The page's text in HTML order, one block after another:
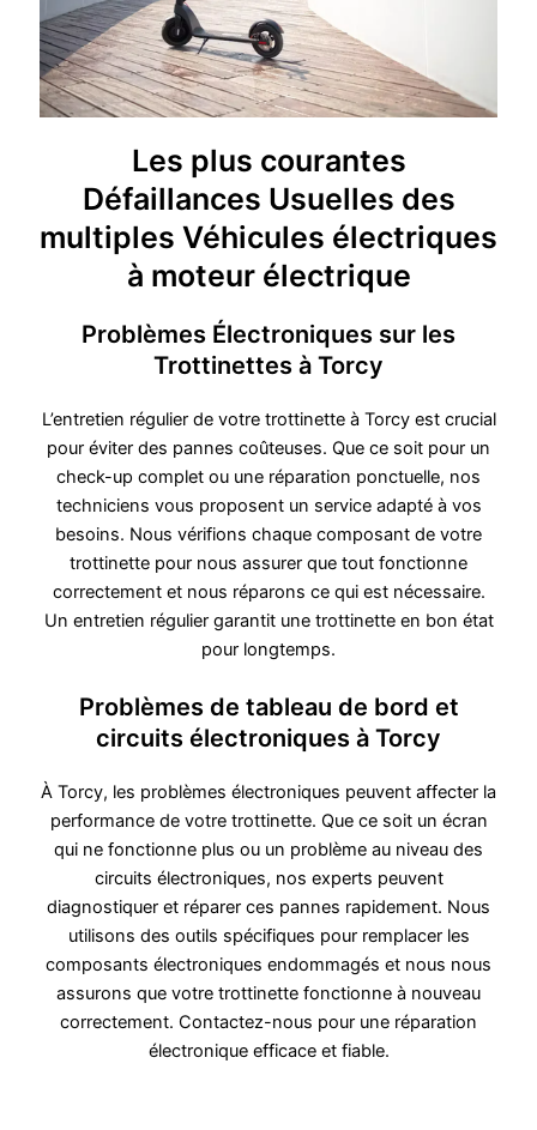
Les plus courantes
Défaillances Usuelles des
multiples Véhicules électriques
à moteur électrique
Problèmes Électroniques sur les
Trottinettes à Torcy
L’entretien régulier de votre trottinette à Torcy est crucial
pour éviter des pannes coûteuses. Que ce soit pour un
check-up complet ou une réparation ponctuelle, nos
techniciens vous proposent un service adapté à vos
besoins. Nous vérifions chaque composant de votre
trottinette pour nous assurer que tout fonctionne
correctement et nous réparons ce qui est nécessaire.
Un entretien régulier garantit une trottinette en bon état
pour longtemps.
Problèmes de tableau de bord et
circuits électroniques à Torcy
À Torcy, les problèmes électroniques peuvent affecter la
performance de votre trottinette. Que ce soit un écran
qui ne fonctionne plus ou un problème au niveau des
circuits électroniques, nos experts peuvent
diagnostiquer et réparer ces pannes rapidement. Nous
utilisons des outils spécifiques pour remplacer les
composants électroniques endommagés et nous nous
assurons que votre trottinette fonctionne à nouveau
correctement. Contactez-nous pour une réparation
électronique efficace et fiable.